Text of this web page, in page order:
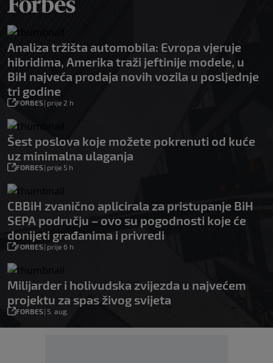
Analiza tržišta automobila: Evropa vjeruje
hibridima, Amerika traži jeftinije modele, u
BiH najveća prodaja novih vozila u posljednje
tri godine
FORBES| prije 2 h
Šest poslova koje možete pokrenuti od kuće
uz minimalna ulaganja
FORBES| prije 5 h
CBBiH zvanično aplicirala za pristupanje BiH
SEPA području – ovo su pogodnosti koje će
donijeti građanima i privredi
FORBES| prije 6 h
Milijarder i holivudska zvijezda u najvećem
projektu za spas živog svijeta
FORBES| 5. aug.